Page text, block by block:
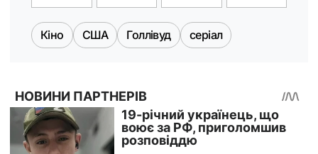
Кіно США Голлівуд серіал